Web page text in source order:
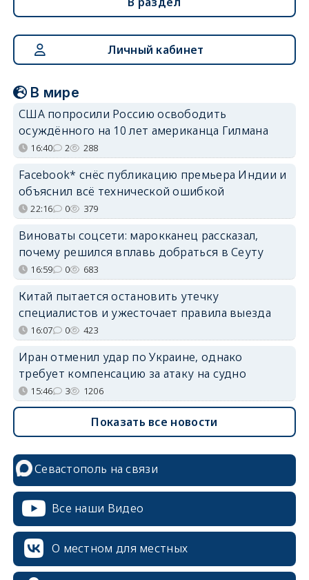
Личный кабинет
В мире
США попросили Россию освободить
осуждённого на 10 лет американца Гилмана
16:40 2 288
Facebook* снёс публикацию премьера Индии и
объяснил всё технической ошибкой
22:16 0 379
Виноваты соцсети: марокканец рассказал,
почему решился вплавь добраться в Сеуту
16:59 0 683
Китай пытается остановить утечку
специалистов и ужесточает правила выезда
16:07 0 423
Иран отменил удар по Украине, однако
требует компенсацию за атаку на судно
15:46 3 1206
Показать все новости
Севастополь на связи
Все наши Видео
О местном для местных